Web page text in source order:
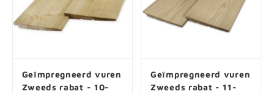
Geïmpregneerd vuren
Zweeds rabat - 10-
Geïmpregneerd vuren
Zweeds rabat - 11-